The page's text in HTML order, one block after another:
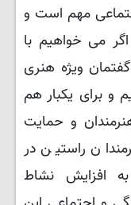
مهم است و
می خواهیم با
ویژه هنری
و برای یکبار هم
و حمایت
راستین در
افزایش نشاط